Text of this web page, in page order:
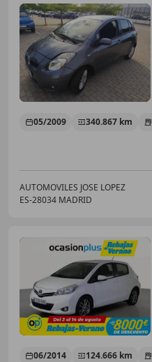
05/2009 340.867 km
AUTOMOVILES JOSE LOPEZ
ES-28034 MADRID
06/2014 124.666 km